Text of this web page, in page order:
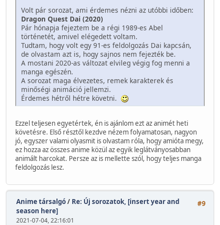
Volt pár sorozat, ami érdemes nézni az utóbbi időben:
Dragon Quest Dai (2020)
Pár hónapja fejeztem be a régi 1989-es Abel
történetét, amivel elégedett voltam.
Tudtam, hogy volt egy 91-es feldolgozás Dai kapcsán,
de olvastam azt is, hogy sajnos nem fejezték be.
A mostani 2020-as változat elvileg végig fog menni a
manga egészén.
A sorozat maga élvezetes, remek karakterek és
minőségi animáció jellemzi.
Érdemes hétről hétre követni.
Ezzel teljesen egyetértek, én is ajánlom ezt az animét heti
követésre. Első résztől kezdve nézem folyamatosan, nagyon
jó, egyszer valami olyasmit is olvastam róla, hogy amióta megy,
ez hozza az összes anime közül az egyik leglátványosabban
animált harcokat. Persze az is mellette szól, hogy teljes manga
feldolgozás lesz.
#9
Anime társalgó/ Re: Új sorozatok, [insert year and
season here]
2021-07-04, 22:16:01